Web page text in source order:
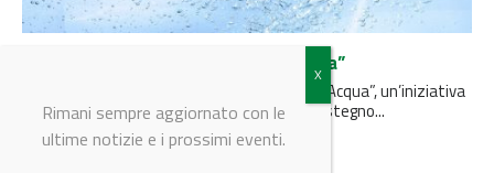
Gruppo CAP firma il “Patto per l’Acqua”
Gruppo CAP è tra i firmatari del “Patto per l’Acqua”, un’iniziativa
che punta a compiere ogni azione utile a sostegno...
Rimani sempre aggiornato con le
ultime notizie e i prossimi eventi.